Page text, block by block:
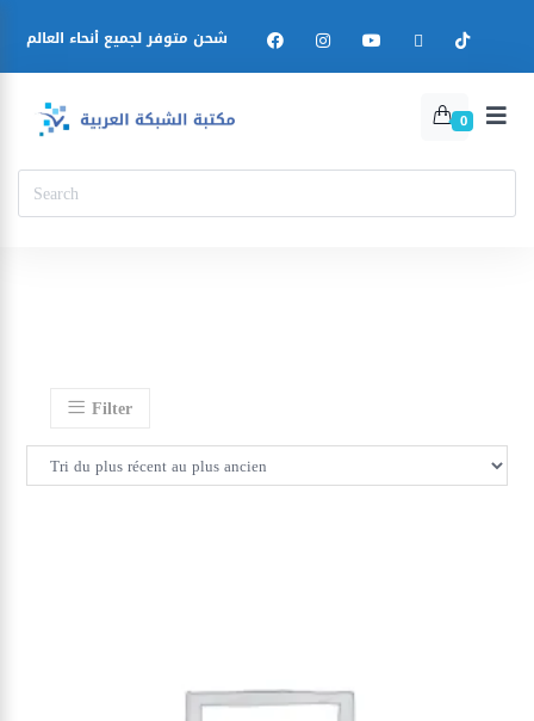
شحن متوفر لجميع أنحاء العالم
0
Filter